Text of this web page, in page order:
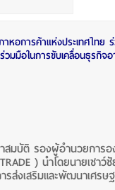
าหอการค้าแห่งประเทศไทย
วมมือในการขับเคลื่อนธุรกิจ
มบัติ รองผู้อำนวยก
) นำโดยนายเช
ส่งเสริมและพัฒนาเศร